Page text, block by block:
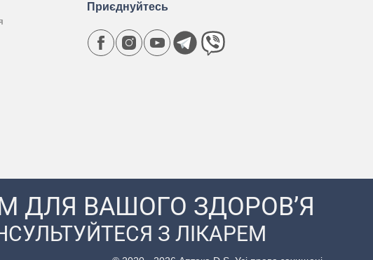
Приєднуйтесь
ДЛЯ ВАШОГО ЗДОРОВ’Я
З ЛІКАРЕМ